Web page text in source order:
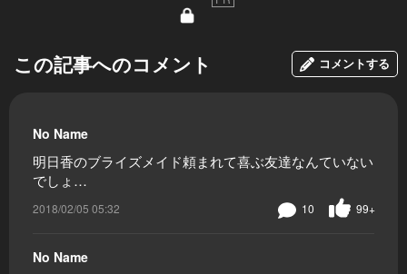
この記事へのコメント コメントする
No Name
明日香のブライズメイド頼まれて喜ぶ友達なんていない
でしょ…
2018/02/05 05:32 99+
10
No Name